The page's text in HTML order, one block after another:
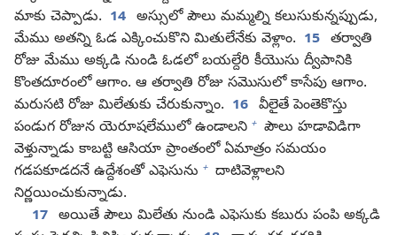
మాకు చెప్పాడు. 14 అస్సులో పౌలు మమ్మల్ని కలుసుకున్నప్పుడు,
మేము అతన్ని ఓడ ఎక్కించుకొని మితులేనేకు వెళ్లాం. 15 తర్వాతి
రోజు మేము అక్కడి నుండి ఓడలో బయల్దేరి కీయొసు ద్వీపానికి
కొంతదూరంలో ఆగాం. ఆ తర్వాతి రోజు సమొసులో కాసేపు ఆగాం.
మరుసటి రోజు మిలేతుకు చేరుకున్నాం. 16 వీలైతే పెంతెకొస్తు
పండుగ రోజున యెరూషలేములో ఉండాలని + పౌలు హడావిడిగా
వెళ్తున్నాడు కాబట్టి ఆసియా ప్రాంతంలో ఏమాత్రం సమయం
గడపకూడదనే ఉద్దేశంతో ఎఫెసును + దాటివెళ్లాలని
నిర్ణయించుకున్నాడు.
17 అయితే పౌలు మిలేతు నుండి ఎఫెసుకు కబురు పంపి అక్కడి